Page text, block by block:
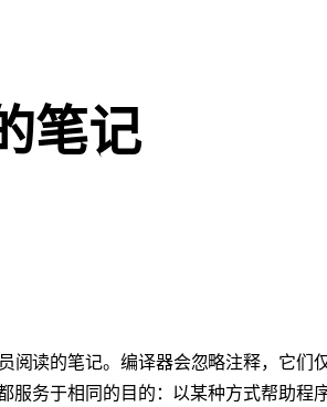
笔记
阅读的笔记。编译器会忽略注释，它们
服务于相同的目的：以某种方式帮助程